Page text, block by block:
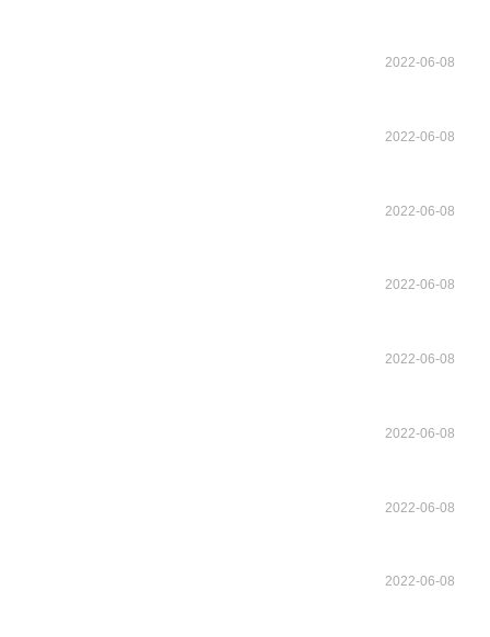
2022-06-08
2022-06-08
2022-06-08
2022-06-08
2022-06-08
2022-06-08
2022-06-08
2022-06-08